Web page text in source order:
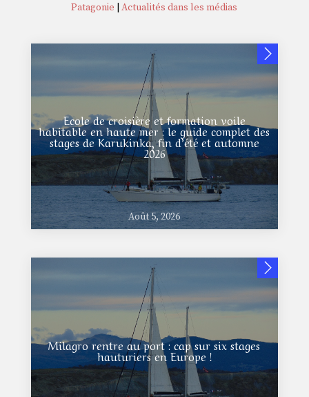
Patagonie |Actualités dans les médias
Ecole de croisière et formation voile
habitable en haute mer : le guide complet des
stages de Karukinka, fin d’été et automne
2026
Août 5, 2026
Milagro rentre au port : cap sur six stages
hauturiers en Europe !